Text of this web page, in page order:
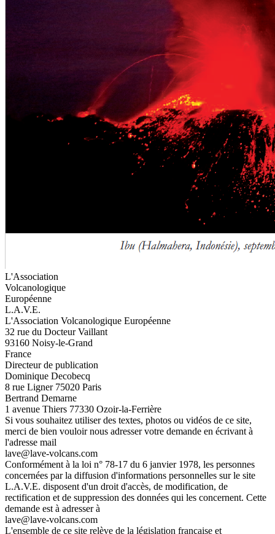
L'Association
Volcanologique
Européenne
L.A.V.E.
L'Association Volcanologique Européenne
32 rue du Docteur Vaillant
93160 Noisy-le-Grand
France
Directeur de publication
Dominique Decobecq
8 rue Ligner 75020 Paris
Bertrand Demarne
1 avenue Thiers 77330 Ozoir-la-Ferrière
Si vous souhaitez utiliser des textes, photos ou vidéos de ce site,
merci de bien vouloir nous adresser votre demande en écrivant à
l'adresse mail
lave@lave-volcans.com
Conformément à la loi n° 78-17 du 6 janvier 1978, les personnes
concernées par la diffusion d'informations personnelles sur le site
L.A.V.E. disposent d'un droit d'accès, de modification, de
rectification et de suppression des données qui les concernent. Cette
demande est à adresser à
lave@lave-volcans.com
L'ensemble de ce site relève de la législation française et